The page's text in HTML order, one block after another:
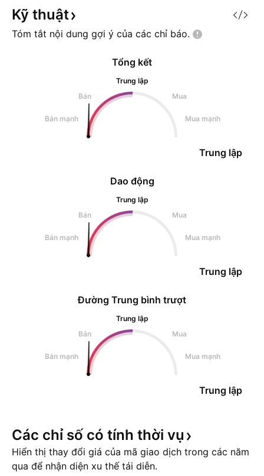
Kỹ thuật
Tóm tắt nội dung gợi ý của các chỉ báo.
Dao động
Trung lập
Bán
Mua
Bán mạnh Mua mạnh
Trung lập
Tổng kết
Trung lập
Bán
Mua
Bán mạnh Mua mạnh
Trung lập
Đường Trung bình trượt
Trung lập
Bán
Mua
Bán mạnh Mua mạnh
Trung lập
Các chỉ số có tính thời vụ
Hiển thị thay đổi giá của mã giao dịch trong các năm
qua để nhận diện xu thế tái diễn.